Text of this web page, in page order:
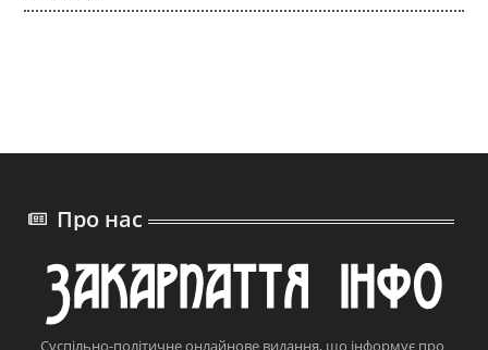
Про нас
Суспільно-політичне онлайнове видання, що інформує про